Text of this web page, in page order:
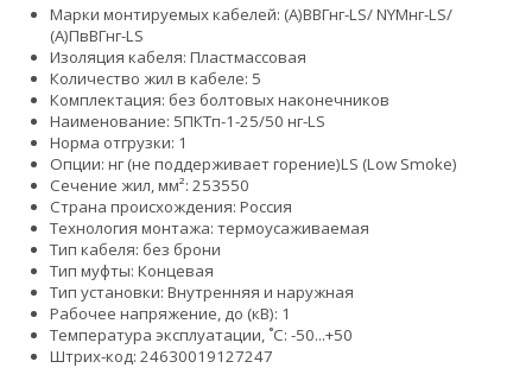
Марки монтируемых кабелей: (А)ВВГнг-LS/ NYMнг-LS/
(А)ПвВГнг-LS
Изоляция кабеля: Пластмассовая
Количество жил в кабеле: 5
Комплектация: без болтовых наконечников
Наименование: 5ПКТп-1-25/50 нг-LS
Норма отгрузки: 1
Опции: нг (не поддерживает горение)LS (Low Smoke)
Сечение жил, мм²: 253550
Страна происхождения: Россия
Технология монтажа: термоусаживаемая
Тип кабеля: без брони
Тип муфты: Концевая
Тип установки: Внутренняя и наружная
Рабочее напряжение, до (кВ): 1
Температура эксплуатации, ˚С: -50...+50
Штрих-код: 24630019127247